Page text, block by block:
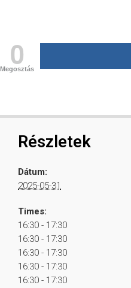
0
Megosztás
Részletek
Dátum:
2025-05-31
Times:
16:30 - 17:30
16:30 - 17:30
16:30 - 17:30
16:30 - 17:30
16:30 - 17:30